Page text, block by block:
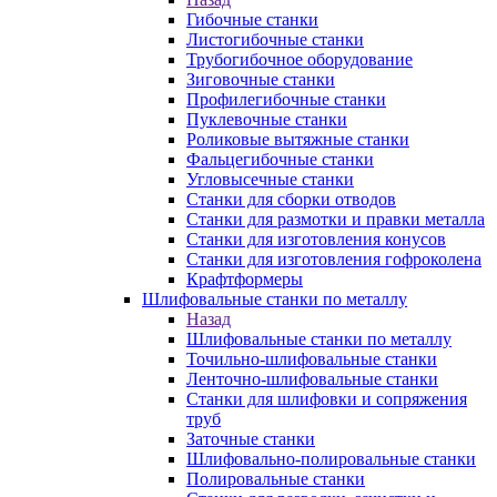
Гибочные станки
Листогибочные станки
Трубогибочное оборудование
Зиговочные станки
Профилегибочные станки
Пуклевочные станки
Роликовые вытяжные станки
Фальцегибочные станки
Угловысечные станки
Станки для сборки отводов
Станки для размотки и правки металла
Станки для изготовления конусов
Станки для изготовления гофроколена
Крафтформеры
Шлифовальные станки по металлу
Назад
Шлифовальные станки по металлу
Точильно-шлифовальные станки
Ленточно-шлифовальные станки
Станки для шлифовки и сопряжения
труб
Заточные станки
Шлифовально-полировальные станки
Полировальные станки